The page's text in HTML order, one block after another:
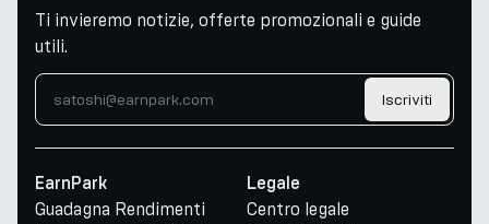
Ti invieremo notizie, offerte promozionali e guide
utili.
Iscriviti
EarnPark
Guadagna Rendimenti
Legale
Centro legale